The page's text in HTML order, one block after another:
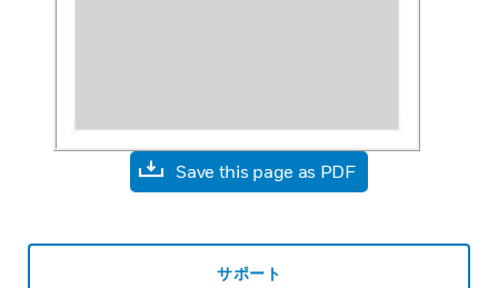
Save this page as PDF
サポート